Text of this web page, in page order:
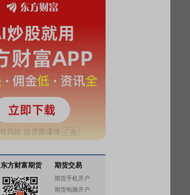
东方财富期货 期货交易
期货手机开户
期货电脑开户